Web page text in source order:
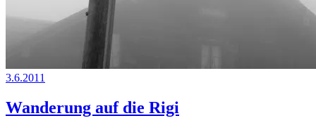
3.6.2011
Wanderung auf die Rigi